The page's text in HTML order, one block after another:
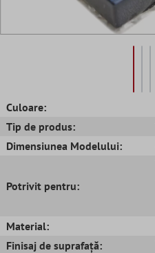
Culoare:
Tip de produs:
Dimensiunea Modelului:
Potrivit pentru:
Material:
Finisaj de suprafață: